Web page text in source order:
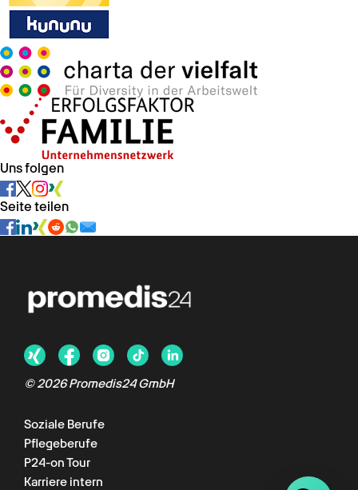
Uns folgen
Seite teilen
© 2026 Promedis24 GmbH
Soziale Berufe
Pflegeberufe
P24-on Tour
Karriere intern
Chat verfügbar